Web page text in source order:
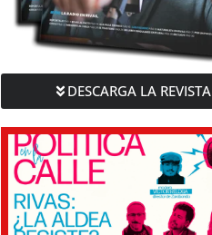
DESCARGA LA REVISTA